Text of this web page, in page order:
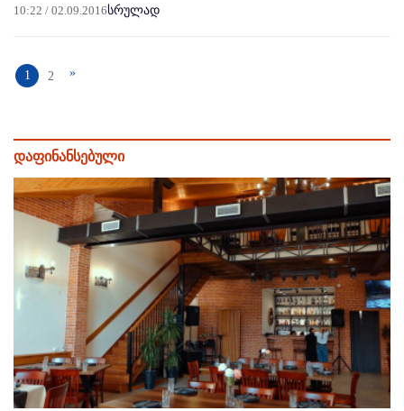
10:22 / 02.09.2016სრულად
1 2 »
დაფინანსებული